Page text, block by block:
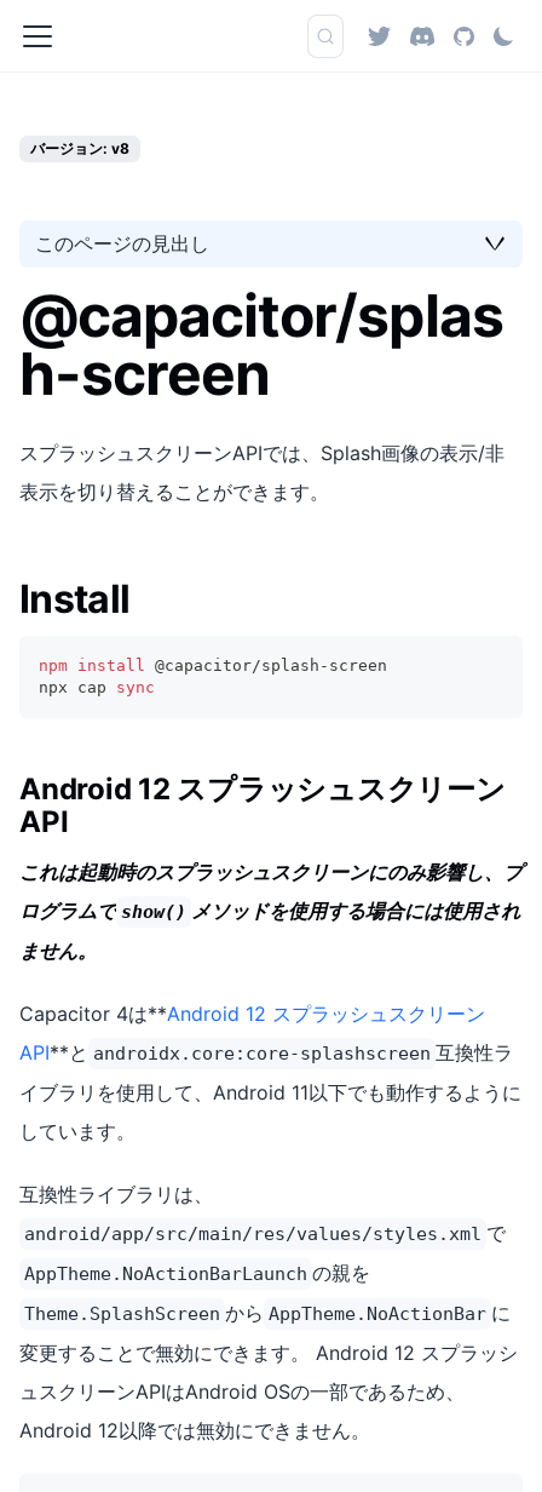
バージョン: v8
このページの見出し
@capacitor/splas
h-screen
スプラッシュスクリーンAPIでは、Splash画像の表示/非
表示を切り替えることができます。
Install
npm install
@capacitor/splash-screen
npx cap sync
Android 12 スプラッシュスクリーン
API
これは起動時のスプラッシュスクリーンにのみ影響し、プ
ログラムで show() メソッドを使用する場合には使用され
ません。
Capacitor 4は**Android 12 スプラッシュスクリーン
API**と androidx.core:core-splashscreen 互換性ラ
イブラリを使用して、Android 11以下でも動作するように
しています。
互換性ライブラリは、
android/app/src/main/res/values/styles.xml で
AppTheme.NoActionBarLaunch の親を
Theme.SplashScreen から AppTheme.NoActionBar に
変更することで無効にできます。 Android 12 スプラッシ
ュスクリーンAPIはAndroid OSの一部であるため、
Android 12以降では無効にできません。